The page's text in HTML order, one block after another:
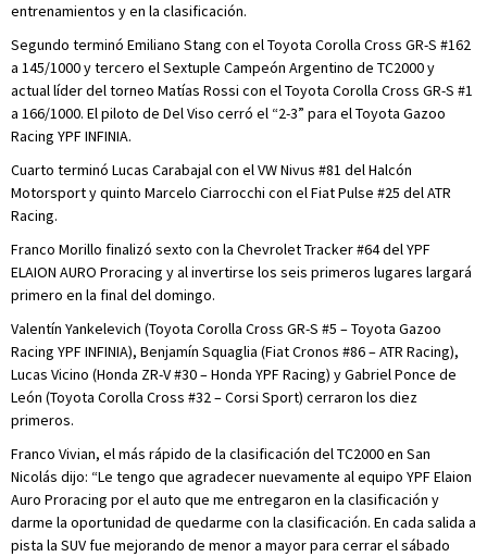
entrenamientos y en la clasificación.
Segundo terminó Emiliano Stang con el Toyota Corolla Cross GR-S #162
a 145/1000 y tercero el Sextuple Campeón Argentino de TC2000 y
actual líder del torneo Matías Rossi con el Toyota Corolla Cross GR-S #1
a 166/1000. El piloto de Del Viso cerró el “2-3” para el Toyota Gazoo
Racing YPF INFINIA.
Cuarto terminó Lucas Carabajal con el VW Nivus #81 del Halcón
Motorsport y quinto Marcelo Ciarrocchi con el Fiat Pulse #25 del ATR
Racing.
Franco Morillo finalizó sexto con la Chevrolet Tracker #64 del YPF
ELAION AURO Proracing y al invertirse los seis primeros lugares largará
primero en la final del domingo.
Valentín Yankelevich (Toyota Corolla Cross GR-S #5 – Toyota Gazoo
Racing YPF INFINIA), Benjamín Squaglia (Fiat Cronos #86 – ATR Racing),
Lucas Vicino (Honda ZR-V #30 – Honda YPF Racing) y Gabriel Ponce de
León (Toyota Corolla Cross #32 – Corsi Sport) cerraron los diez
primeros.
Franco Vivian, el más rápido de la clasificación del TC2000 en San
Nicolás dijo: “Le tengo que agradecer nuevamente al equipo YPF Elaion
Auro Proracing por el auto que me entregaron en la clasificación y
darme la oportunidad de quedarme con la clasificación. En cada salida a
pista la SUV fue mejorando de menor a mayor para cerrar el sábado